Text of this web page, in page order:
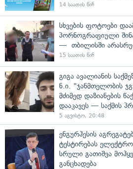
14 საათის წინ
სხვების ფოტოები
პორნოგრაფიული
— თბილისში
15 საათის წინ
გიგა ავალიანის
ნ.ი. "ჯანმთელობის
მძიმედ დაზიანების
დააკავეს — საქმის
5 აგვისტო, 20:48
ენგურჰესის
ტესტირებას
სრული გათიშვა
განცხადება